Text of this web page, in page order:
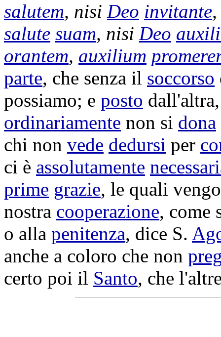
salutem, nisi Deo invitante
salute suam, nisi Deo
orantem, auxilium
parte, che senza il soccorso
possiamo; e posto
ordinariamente non si dona
chi non vede dedursi per
ci è assolutamente
prime grazie, le quali
nostra cooperazione, come
o alla penitenza, dice S.
anche a coloro che non
certo poi il Santo, che